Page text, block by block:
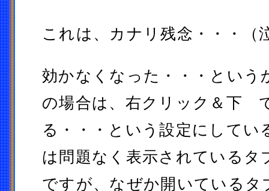
これは、カナリ残念・・・（
効かなくなった・・・という
の場合は、右クリック＆下
る・・・という設定にしてい
は問題なく表示されているタ
ですが、なぜか開いているタ